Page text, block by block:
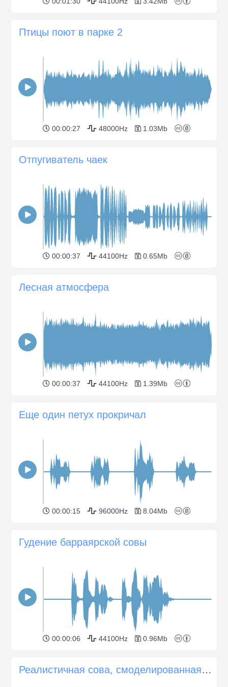
Птицы поют в парке 2
00:00:27 48000Hz 1.03Mb
Отпугиватель чаек
00:00:37 44100Hz 0.65Mb
Лесная атмосфера
00:00:37 44100Hz 1.39Mb
Еще один петух прокричал
00:00:15 96000Hz 8.04Mb
Гудение барраярской совы
00:00:06 44100Hz 0.96Mb
Реалистичная сова, смоделированная с помощью синтезатора